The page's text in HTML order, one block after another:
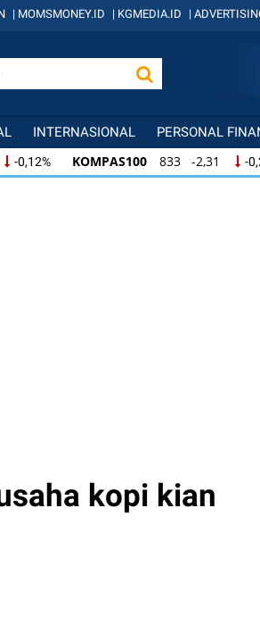
| MOMSMONEY.ID | KGMEDIA.ID |
INTERNASIONAL PERSONAL
-0,12% KOMPAS100 833 -2,31 -
-0,12% KOMPAS100 833 -2,31 -
kopi kian